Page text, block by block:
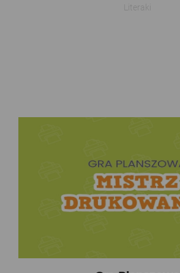
Literaki